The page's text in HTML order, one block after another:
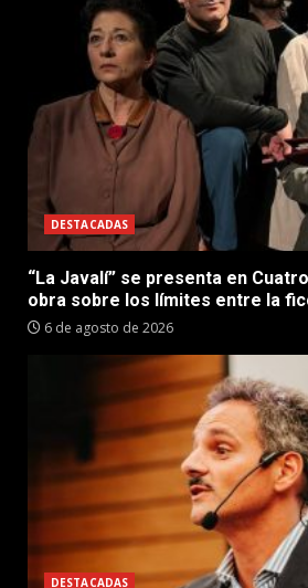
DESTACADAS
“La Javalí” se presenta en
obra sobre los límites entre la
6 de agosto de 2026
DESTACADAS